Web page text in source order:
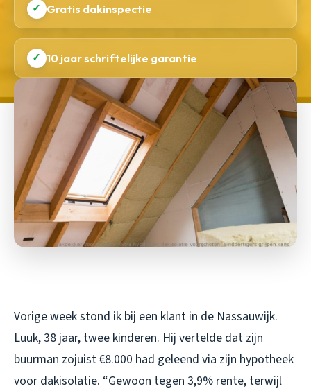
✓ Gratis dakinspectie
✓ 10 jaar schriftelijke garantie
Vorige week stond ik bij een klant in de Nassauwijk.
Luuk, 38 jaar, twee kinderen. Hij vertelde dat zijn
buurman zojuist €8.000 had geleend via zijn hypotheek
voor dakisolatie. “Gewoon tegen 3,9% rente, terwijl